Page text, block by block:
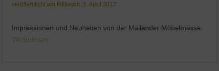
veröffentlicht am Mittwoch, 5. April 2017
Impressionen und Neuheiten von der Mailänder Möbelmesse.
Weiterlesen